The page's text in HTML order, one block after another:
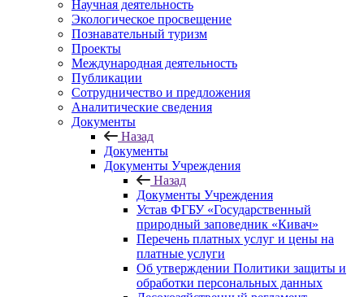
Научная деятельность
Экологическое просвещение
Познавательный туризм
Проекты
Международная деятельность
Публикации
Сотрудничество и предложения
Аналитические сведения
Документы
Назад
Документы
Документы Учреждения
Назад
Документы Учреждения
Устав ФГБУ «Государственный
природный заповедник «Кивач»
Перечень платных услуг и цены на
платные услуги
Об утверждении Политики защиты и
обработки персональных данных